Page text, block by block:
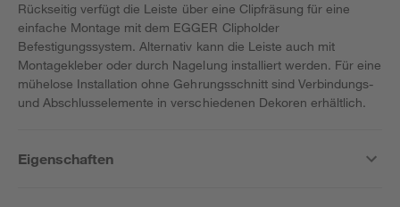
Rückseitig verfügt die Leiste über eine Clipfräsung für eine
einfache Montage mit dem EGGER Clipholder
Befestigungssystem. Alternativ kann die Leiste auch mit
Montagekleber oder durch Nagelung installiert werden. Für eine
mühelose Installation ohne Gehrungsschnitt sind Verbindungs-
und Abschlusselemente in verschiedenen Dekoren erhältlich.
Eigenschaften